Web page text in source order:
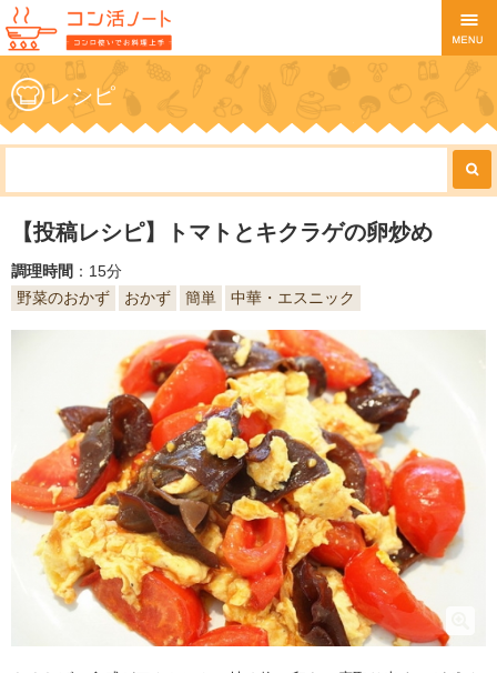
レシピ
【投稿レシピ】トマトとキクラゲの卵炒め
調理時間 ：15分
野菜のおかず
おかず 簡単 中華・エスニック